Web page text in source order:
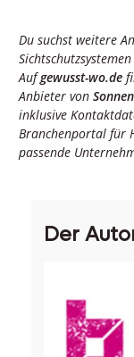
Du suchst weitere
Aufgewusst-wo.de
Anbieter von
inklusive
Branchenportal für
passende
Der